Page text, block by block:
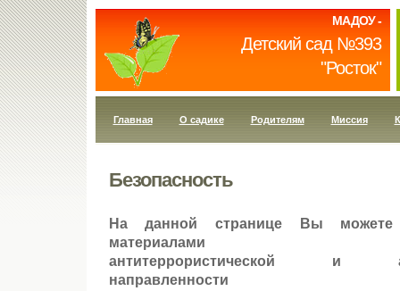
МАДОУ -
Детский сад №393
"Росток"
Главная О садике Родителям Миссия
Безопасность
На данной странице Вы можете
материалами
антитеррористической и
направленности